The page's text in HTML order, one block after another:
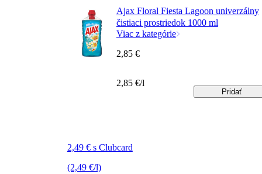
Ajax Floral Fiesta Lagoon univerzálny
čistiaci prostriedok 1000 ml
Viac z kategórie
2,49 € s Clubcard
(2,49 €/l)
2,85 €
2,85 €/l
Pridať